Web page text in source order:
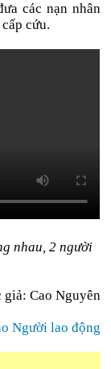
các nạn nhân
cứu.
nhau, 2 người
giả: Cao Nguyên
Người lao động